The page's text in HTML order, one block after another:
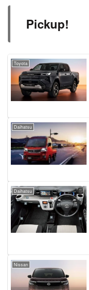
Pickup!
Toyota
Daihatsu
Daihatsu
Nissan